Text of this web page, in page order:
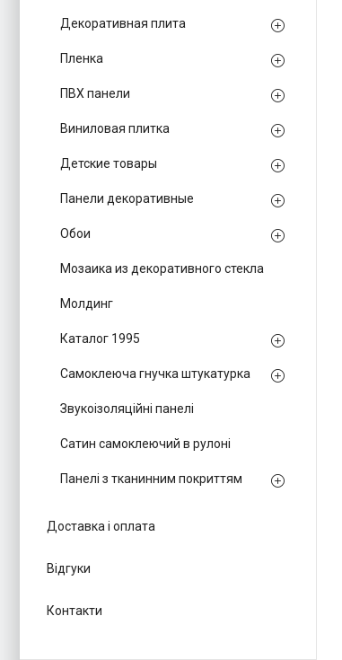
Декоративная плита
Пленка
ПВХ панели
Виниловая плитка
Детские товары
Панели декоративные
Обои
Мозаика из декоративного стекла
Молдинг
Каталог 1995
Самоклеюча гнучка штукатурка
Звукоізоляційні панелі
Сатин самоклеючий в рулоні
Панелі з тканинним покриттям
Доставка і оплата
Відгуки
Контакти